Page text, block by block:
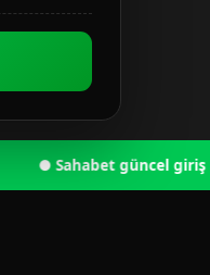
● Sahabet güncel giriş